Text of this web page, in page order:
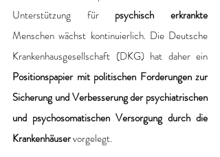
Unterstützung für
Menschen wächst kontinuierlich. Die Deutsche
Positionspapier mit politischen Forderungen zur
Sicherung und Verbesserung der psychiatrischen
und psychosomatischen Versorgung durch die
Krankenhäuser vorgelegt.